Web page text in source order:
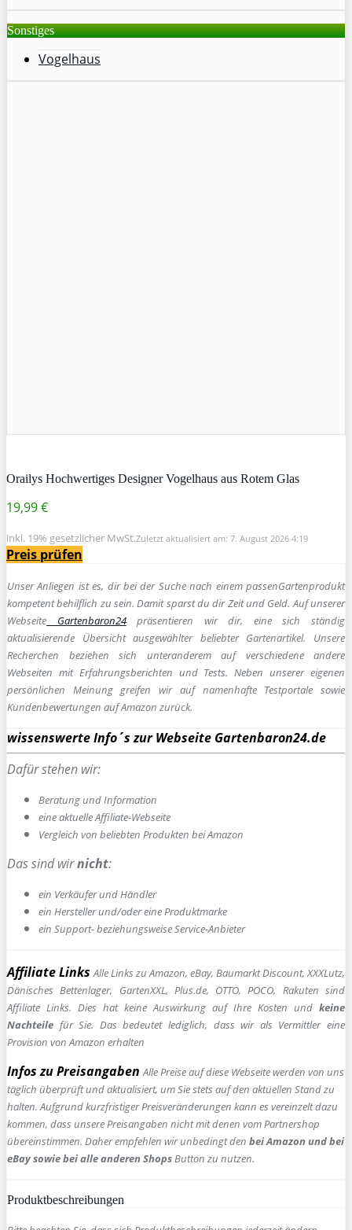
Sonstiges
Vogelhaus
Orailys Hochwertiges Designer Vogelhaus aus Rotem Glas
19,99 €
inkl. 19% gesetzlicher MwSt.Zuletzt aktualisiert am: 7. August 2026 4:19
Preis prüfen
Unser Anliegen ist es, dir bei der Suche nach einem passenGartenprodukt
kompetent behilflich zu sein.Damit sparst du dir Zeit und Geld. Auf unserer
Webseite Gartenbaron24präsentieren wir dir, eine sich ständig
aktualisierende Übersicht ausgewählter beliebter Gartenartikel. Unsere
Recherchen beziehen sich unteranderem auf verschiedene andere
Webseiten mit Erfahrungsberichten und Tests. Neben unserer eigenen
persönlichen Meinung greifen wir auf namenhafte Testportale sowie
Kundenbewertungen auf Amazon zurück.
wissenswerte Info´s zur Webseite Gartenbaron24.de
Dafür stehen wir:
Beratung und Information
eine aktuelle Affiliate-Webseite
Vergleich von beliebten Produkten bei Amazon
Das sind wirnicht:
ein Verkäufer und Händler
ein Hersteller und/oder eine Produktmarke
ein Support- beziehungsweise Service-Anbieter
Affiliate Links Alle Links zu Amazon, eBay, Baumarkt Discount, XXXLutz,
Dänisches Bettenlager, GartenXXL, Plus.de, OTTO, POCO, Rakuten sind
Affiliate Links. Dies hat keine Auswirkung auf Ihre Kosten und keine
Nachteile für Sie. Das bedeutet lediglich, dass wir als Vermittler eine
Provision von Amazon erhalten
Infos zu Preisangaben Alle Preise auf diese Webseite werden von uns
täglich überprüft und aktualisiert, um Sie stets auf den aktuellen Stand zu
halten. Aufgrund kurzfristiger Preisveränderungen kann es vereinzelt dazu
kommen, dass unsere Preisangaben nicht mit denen vom Partnershop
übereinstimmen. Daher empfehlen wir unbedingt den bei Amazon und bei
eBay sowie bei alle anderen ShopsButton zu nutzen.
Produktbeschreibungen